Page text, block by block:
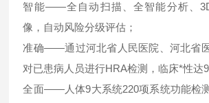
智能——全自动扫描、全智能分析、
像，自动风险分级评估；
准确——通过河北省人民医院、河北省
对已患病人员进行HRA检测，临床*性达
全面——人体9大系统220项系统功能检